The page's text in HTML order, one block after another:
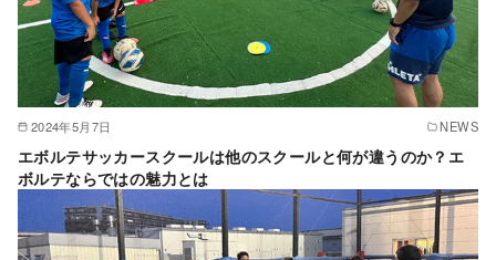
2024年5月7日 NEWS
エボルテサッカースクールは他のスクールと何が違うのか？エ
ボルテならではの魅力とは